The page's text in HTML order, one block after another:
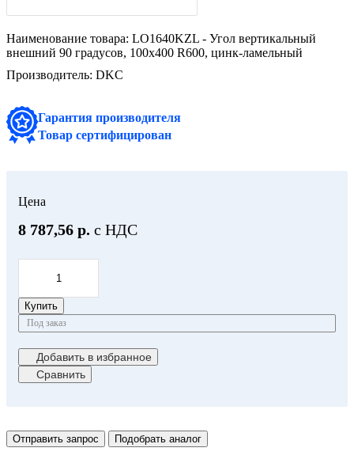
Наименование товара: LO1640KZL - Угол вертикальный
внешний 90 градусов, 100х400 R600, цинк-ламельный
Производитель: DKC
Гарантия производителя
Товар сертифицирован
Цена
8 787,56 р. с НДС
Купить
Под заказ
Добавить в избранное
Сравнить
Отправить запрос Подобрать аналог